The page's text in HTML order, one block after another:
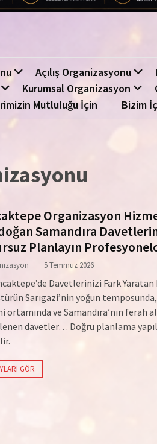
Açılış Organizasyonu
Kurumsal Organizasyon
Mutluluğu İçin Bizim
Organizasyon
Samandıra
Planlayın
5 Temmuz 2026
Davetlerinizi Fark
Sarıgazi’nin yoğun temposunda,
ortamında ve Samandıra’nın ferah
davetler… Doğru planlama
GÖR